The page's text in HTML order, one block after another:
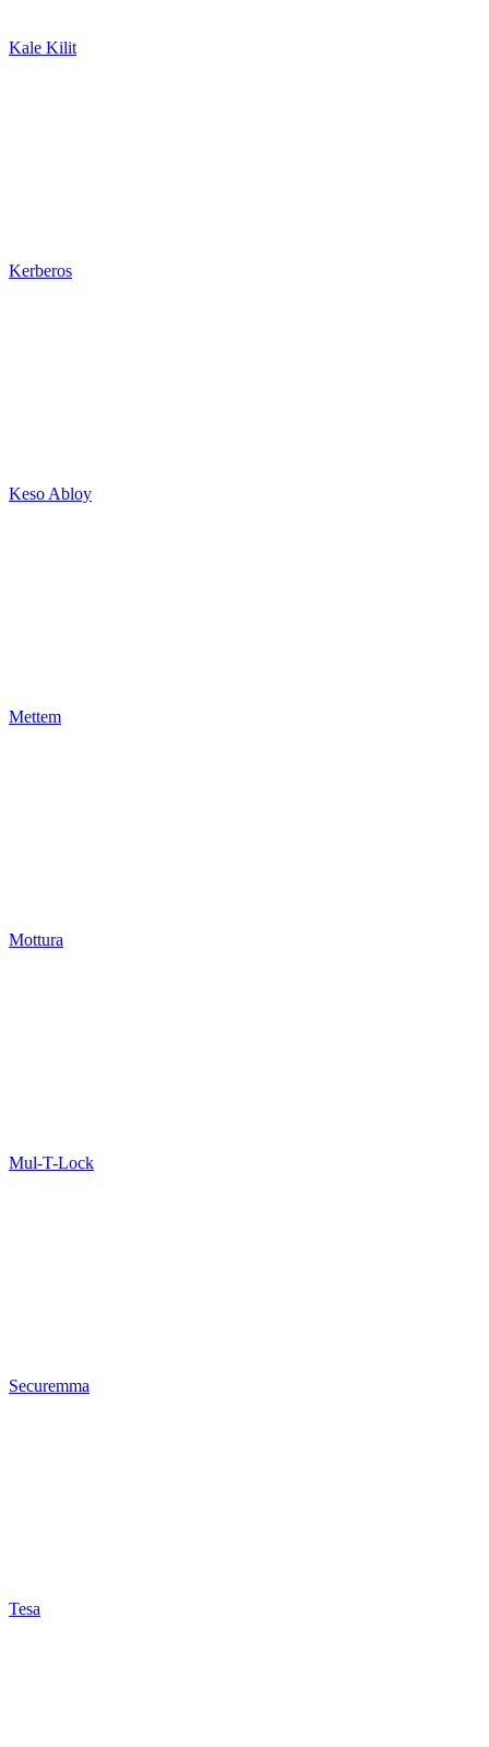
Kale Kilit
Kerberos
Keso Abloy
Mettem
Mottura
Mul-T-Lock
Securemma
Tesa